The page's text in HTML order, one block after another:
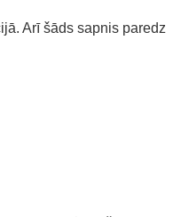
Arī šāds sapnis paredz